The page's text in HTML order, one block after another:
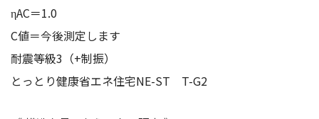
ηAC＝1.0
C値＝今後測定します
耐震等級3（+制振）
とっとり健康省エネ住宅NE-ST T-G2